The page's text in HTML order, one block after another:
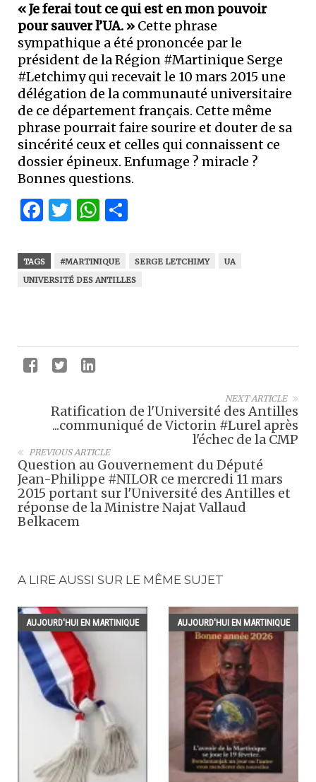
« Je ferai tout ce qui est en mon pouvoir
pour sauver l’UA. » Cette phrase
sympathique a été prononcée par le
président de la Région #Martinique Serge
#Letchimy qui recevait le 10 mars 2015 une
délégation de la communauté universitaire
de ce département français. Cette même
phrase pourrait faire sourire et douter de sa
sincérité ceux et celles qui connaissent ce
dossier épineux. Enfumage ? miracle ?
Bonnes questions.
Facebook
Twitter
WhatsApp
TAGS #MARTINIQUE SERGE LETCHIMY
UA
UNIVERSITÉ DES ANTILLES
NEXT ARTICLE
Ratification de l'Université des Antilles
...communiqué de Victorin #Lurel après
l'échec de la CMP
PREVIOUS ARTICLE
Question au Gouvernement du Député
Jean-Philippe #NILOR ce mercredi 11 mars
2015 portant sur l'Université des Antilles et
réponse de la Ministre Najat Vallaud
Belkacem
A LIRE AUSSI SUR LE MÊME SUJET
AUJOURD'HUI EN MARTINIQUE AUJOURD'HUI EN MARTINIQUE